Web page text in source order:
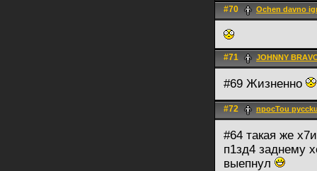
#70 Ochen davno
#71 JOHNNY
#69 Жизненно
#72 npocTou
#64 такая же
п1зд4 заднему
выепнул